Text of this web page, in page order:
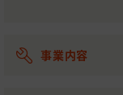
事業内容